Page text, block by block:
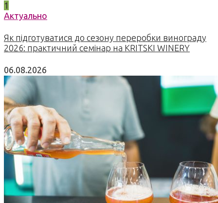
1
Актуально
Як підготуватися до сезону переробки винограду
2026: практичний семінар на KRITSKI WINERY
06.08.2026